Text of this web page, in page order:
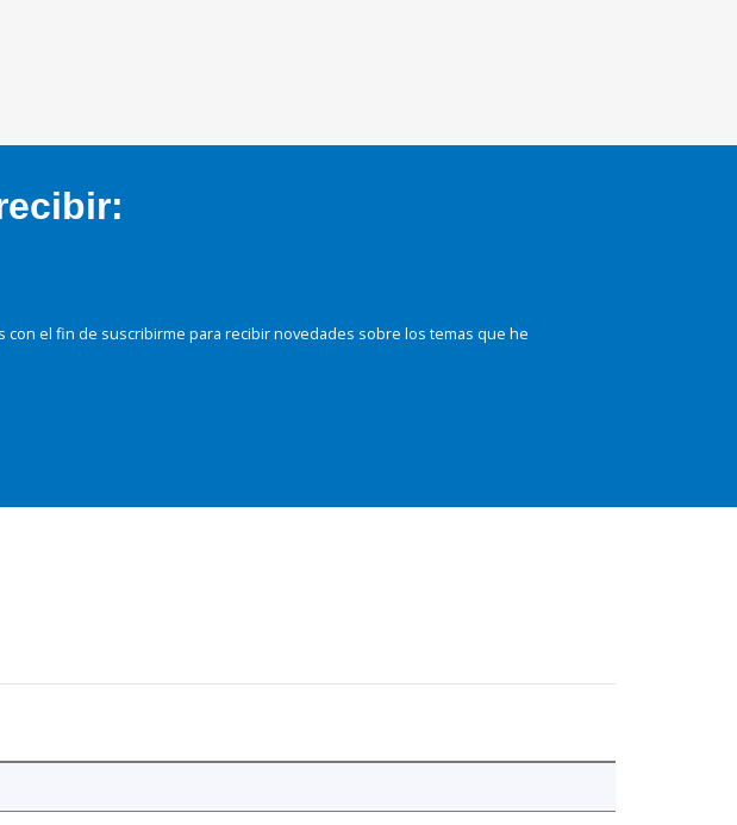
el fin de suscribirme para recibir novedades sobre los temas que he